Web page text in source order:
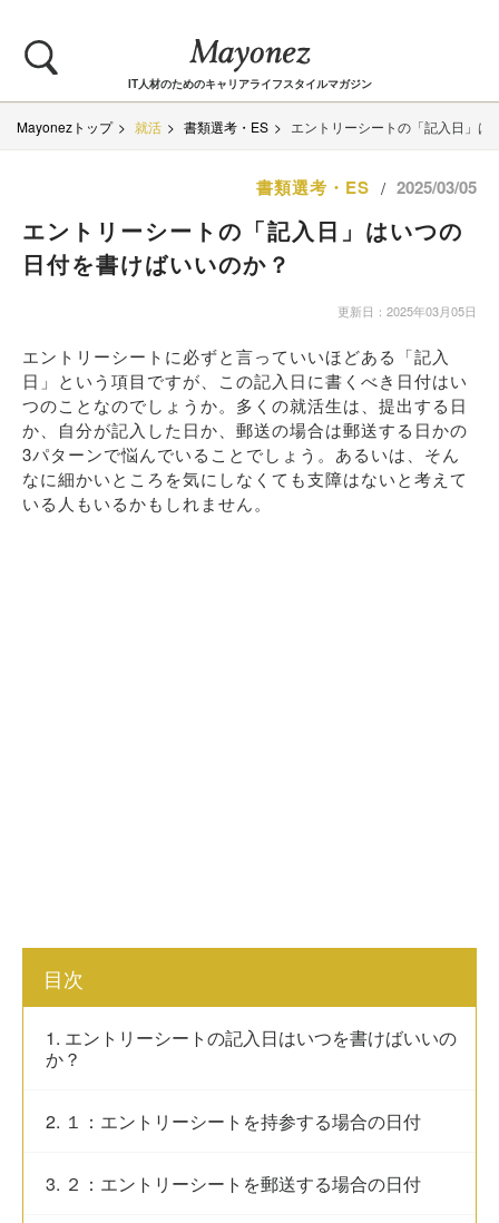
IT人材のためのキャリアライフスタイルマガジン
Mayonezトップ 就活 書類選考・ES エントリーシートの「記入日」
書類選考・ES / 2025/03/05
エントリーシートの「記入日」はいつの
日付を書けばいいのか？
更新日：2025年03月05日
エントリーシートに必ずと言っていいほどある「記入
日」という項目ですが、この記入日に書くべき日付はい
つのことなのでしょうか。多くの就活生は、提出する日
か、自分が記入した日か、郵送の場合は郵送する日かの
3パターンで悩んでいることでしょう。あるいは、そん
なに細かいところを気にしなくても支障はないと考えて
いる人もいるかもしれません。
目次
1. エントリーシートの記入日はいつを書けばいいの
か？
2. １：エントリーシートを持参する場合の日付
3. ２：エントリーシートを郵送する場合の日付